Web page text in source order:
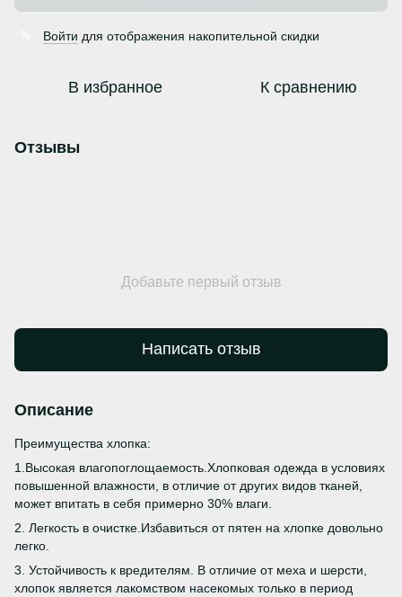
Войти для отображения накопительной скидки
В избранное К сравнению
Отзывы
Добавьте первый отзыв
Написать отзыв
Описание
Преимущества хлопка:
1.Высокая влагопоглощаемость.Хлопковая одежда в условиях
повышенной влажности, в отличие от других видов тканей,
может впитать в себя примерно 30% влаги.
2. Легкость в очистке.Избавиться от пятен на хлопке довольно
легко.
3. Устойчивость к вредителям. В отличие от меха и шерсти,
хлопок является лакомством насекомых только в период